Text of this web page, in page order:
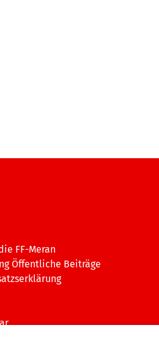
FF-Meran
Öffentliche Beiträge